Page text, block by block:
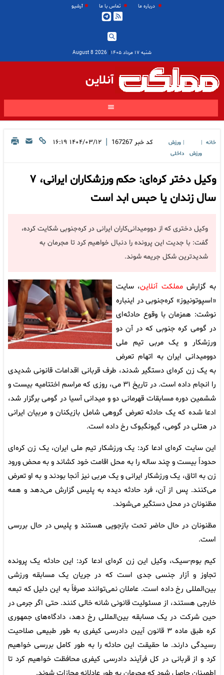
درباره ما تماس با ما آرشیو
شنبه ۱۷ مرداد ۱۴۰۵ |
2026 August 8
آنلاین
خانه
ورزش
ورزش
داخلی
کد خبر 167267
| ۱۴۰۴/۰۳/۱۲ ۱۶:۱۹
وکیل دختر کره‌ای: حکم ورزشکاران ایرانی، ۷
سال زندان یا حبس ابد است
وکیل دختری که از دوومیدانی‌کاران ایرانی در کره‌جنوبی شکایت کرده،
گفت: با جدیت این پرونده را دنبال خواهیم کرد تا مجرمان به
شدیدترین شکل جریمه شوند.
به گزارشمملکت آنلاین، سایت
«اسپوتونیوز» کره‌جنوبی در اینباره
نوشت: همزمان با وقوع حادثه‌ای
در گومی کره جنوبی که در آن دو
ورزشکار و یک مربی تیم ملی
دوومیدانی ایران به اتهام تعرض
به یک زن کره‌ای دستگیر شدند، طرف قربانی اقدامات قانونی شدیدی
را انجام داده است. در تاریخ ۳۱ می، روزی که مراسم اختتامیه بیست و
ششمین دوره مسابقات قهرمانی دو و میدانی آسیا در گومی برگزار شد،
ادعا شده که یک حادثه تعرض گروهی شامل بازیکنان و مربیان ایرانی
در هتلی در گومی، گیونگبوک رخ داده است.
این سایت کره‌ای ادعا کرد: یک ورزشکار تیم ملی ایران، یک زن کره‌ای
حدوداً بیست و چند ساله را به محل اقامت خود کشاند و به محض ورود
زن به اتاق، یک ورزشکار ایرانی و یک مربی نیز آنجا بودند و به او تعرض
می‌کنند. پس از آن، فرد حادثه دیده به پلیس گزارش می‌دهد و همه
مظنونان در محل دستگیر می‌شوند.
مظنونان در حال حاضر تحت بازجویی هستند و پلیس در حال بررسی
است.
کیم بوم-سیک، وکیل این زن کره‌ای ادعا کرد: این حادثه یک پرونده
تجاوز و آزار جنسی جدی است که در جریان یک مسابقه ورزشی
بین‌المللی رخ داده است. عاملان نمی‌توانند صرفاً به این دلیل که تبعه
خارجی هستند، از مسئولیت قانونی شانه خالی کنند. حتی اگر جرمی در
حین شرکت در یک مسابقه بین‌المللی رخ دهد، دادگاه‌های جمهوری
کره طبق ماده ۳ قانون آیین دادرسی کیفری به طور طبیعی صلاحیت
رسیدگی دارند. ما حقیقت این حادثه را به طور کامل بررسی خواهیم
کرد و از قربانی در کل فرآیند دادرسی کیفری محافظت خواهیم کرد تا